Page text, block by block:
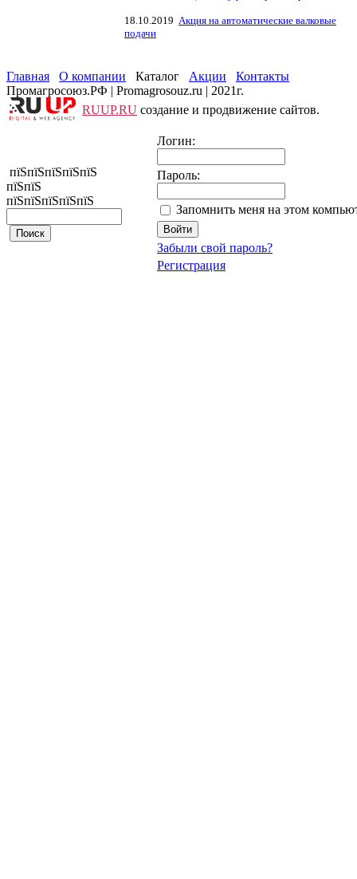
18.10.2019 Акция на автоматические валковые
подачи
Главная О компании Каталог Акции
Контакты
Промагросоюз.РФ | Promagrosouz.ru | 2021г.
RUUP.RU создание и продвижение сайтов.
пїЅпїЅпїЅпїЅпїЅ
пїЅпїЅ
пїЅпїЅпїЅпїЅпїЅ
Логин:
Пароль:
Запомнить меня на этом
Забыли свой пароль?
Регистрация